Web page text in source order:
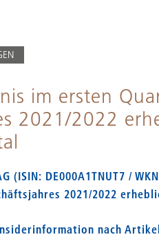
im ersten
2021/2022
(ISIN: DE000A1TNUT7 /
2021/2022
nach